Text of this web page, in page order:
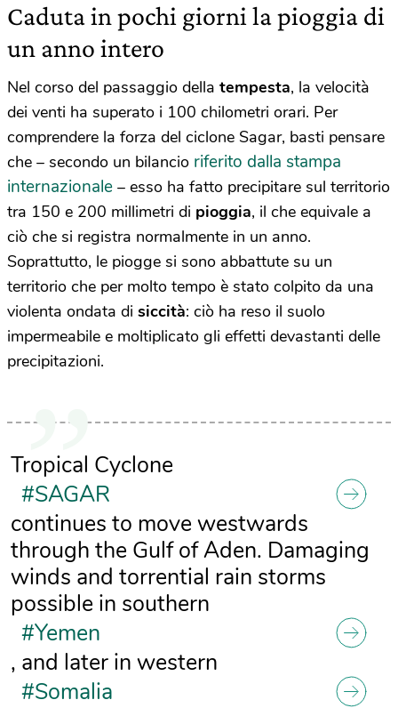
Caduta in pochi giorni la pioggia di
un anno intero
Nel corso del passaggio della tempesta, la velocità
dei venti ha superato i 100 chilometri orari. Per
comprendere la forza del ciclone Sagar, basti pensare
che – secondo un bilancio riferito dalla stampa
internazionale – esso ha fatto precipitare sul territorio
tra 150 e 200 millimetri di pioggia, il che equivale a
ciò che si registra normalmente in un anno.
Soprattutto, le piogge si sono abbattute su un
territorio che per molto tempo è stato colpito da una
violenta ondata di siccità: ciò ha reso il suolo
impermeabile e moltiplicato gli effetti devastanti delle
precipitazioni.
Tropical Cyclone
#SAGAR
continues to move westwards
through the Gulf of Aden. Damaging
winds and torrential rain storms
possible in southern
#Yemen
, and later in western
#Somalia